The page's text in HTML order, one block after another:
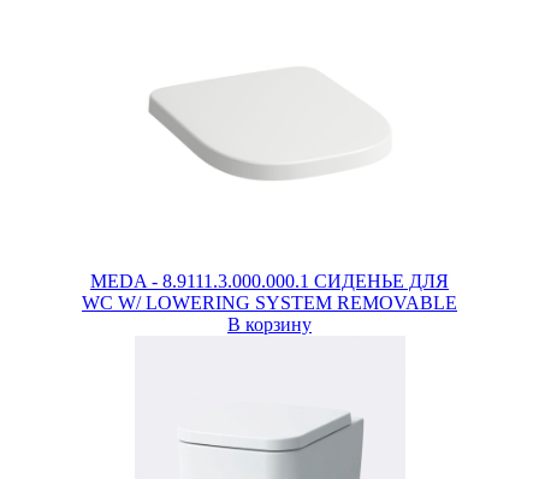
MEDA - 8.9111.3.000.000.1 СИДЕНЬЕ ДЛЯ
WC W/ LOWERING SYSTEM REMOVABLE
В корзину